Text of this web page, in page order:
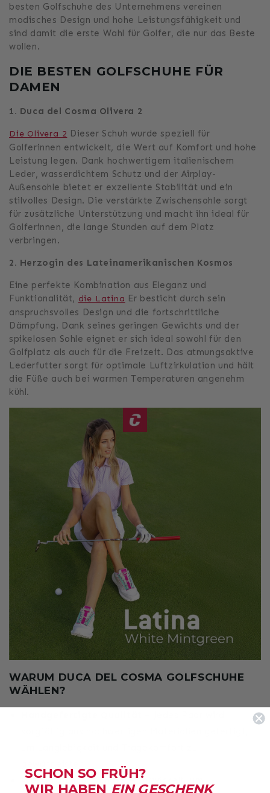
besten Golfschuhe des Unternehmens vereinen
modisches Design und hohe Leistungsfähigkeit und
sind damit die erste Wahl für Golfer, die nur das Beste
wollen.
DIE BESTEN GOLFSCHUHE FÜR
DAMEN
1. Duca del Cosma Olivera 2
Die Olivera 2 Dieser Schuh wurde speziell für
Golferinnen entwickelt, die Wert auf Komfort und hohe
Leistung legen. Dank hochwertigem italienischem
Leder, wasserdichtem Schutz und der Airplay-
Außensohle bietet er exzellente Stabilität und ein
stilvolles Design. Die verstärkte Zwischensohle sorgt
für zusätzliche Unterstützung und macht ihn ideal für
Golferinnen, die lange Stunden auf dem Platz
verbringen.
2. Herzogin des Lateinamerikanischen Kosmos
Eine perfekte Kombination aus Eleganz und
Funktionalität, die Latina Er besticht durch sein
anspruchsvolles Design und die fortschrittliche
Dämpfung. Dank seines geringen Gewichts und der
spikelosen Sohle eignet er sich ideal sowohl für den
Golfplatz als auch für die Freizeit. Das atmungsaktive
Lederfutter sorgt für optimale Luftzirkulation und hält
die Füße auch bei warmen Temperaturen angenehm
kühl.
WARUM DUCA DEL COSMA GOLFSCHUHE
WÄHLEN?
Wasserdichter Schutz– Entwickelt, um
SCHON SO FRÜH?
WIR HABEN EIN GESCHENK